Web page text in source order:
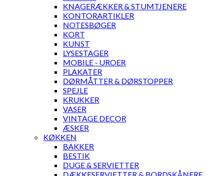
KNAGERÆKKER & STUMTJENERE
KONTORARTIKLER
NOTESBØGER
KORT
KUNST
LYSESTAGER
MOBILE - UROER
PLAKATER
DØRMÅTTER & DØRSTOPPER
SPEJLE
KRUKKER
VASER
VINTAGE DECOR
ÆSKER
KØKKEN
BAKKER
BESTIK
DUGE & SERVIETTER